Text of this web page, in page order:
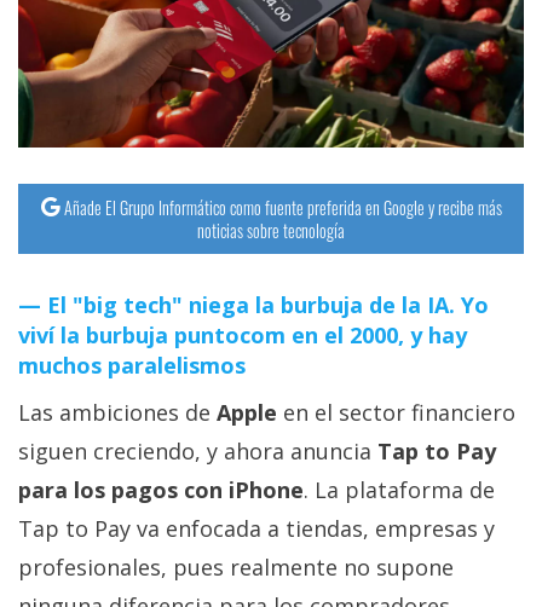
Operadores
Trucos
y
Tutoriales
Sistemas
operativos
Profesional
+
Más
temas
Añade El Grupo Informático como fuente preferida en Google y recibe más
noticias sobre tecnología
El "big tech" niega la burbuja de la IA. Yo
viví la burbuja puntocom en el 2000, y hay
muchos paralelismos
Las ambiciones de Apple en el sector financiero
siguen creciendo, y ahora anuncia Tap to Pay
para los pagos con iPhone. La plataforma de
Tap to Pay va enfocada a tiendas, empresas y
profesionales, pues realmente no supone